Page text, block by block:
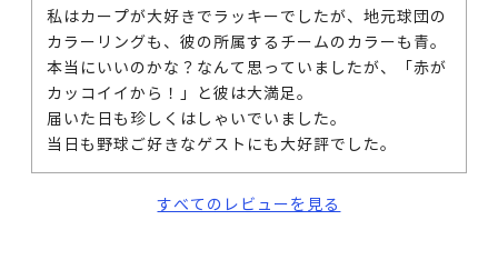
私はカープが大好きでラッキーでしたが、地元球団の
カラーリングも、彼の所属するチームのカラーも青。
本当にいいのかな？なんて思っていましたが、「赤が
カッコイイから！」と彼は大満足。
届いた日も珍しくはしゃいでいました。
当日も野球ご好きなゲストにも大好評でした。
すべてのレビューを見る